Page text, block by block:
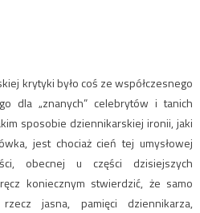
krytyki było coś ze współczesnego
dla „znanych” celebrytów i tanich
sposobie dziennikarskiej ironii, jaki
jest chociaż cień tej umysłowej
obecnej u części dzisiejszych
koniecznym stwierdzić, że samo
jasna, pamięci dziennikarza,